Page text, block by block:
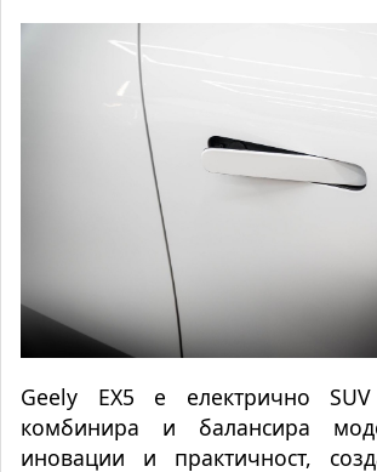
Geely EX5 е електрично
комбинира и балансира
иновации и практичност,